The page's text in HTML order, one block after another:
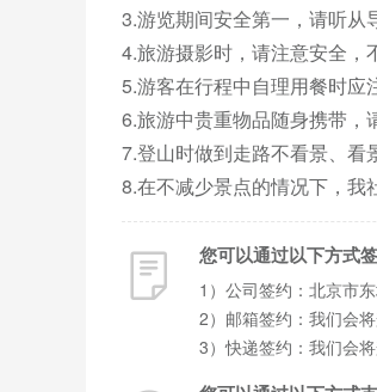
3.游览期间安全第一，请听从
4.旅游摄影时，请注意安全，
5.游客在行程中自理用餐时应
6.旅游中贵重物品随身携带，
7.登山时做到走路不看景、看
8.在不减少景点的情况下，我
您可以通过以下方式
1）公司签约：北京市
2）邮箱签约：我们会
3）快递签约：我们会